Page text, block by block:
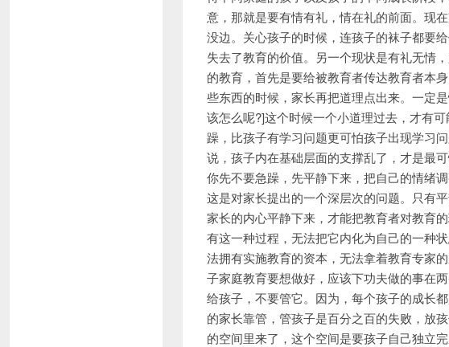
意，那就是要有情有礼，情在礼的前面。现
没边。关心孩子的时候，连孩子的袜子都要
失去了教育的价值。另一个现状是有礼无情
的教育，首先是要给被教育者传达教育者本
些东西的时候，家长再把道理点出来。一定
该怎么呢?]这个时候一个小道理过去，才有
躁，比孩子有学习问题更可怕孩子出现学习
说，孩子内在基础层面的支撑乱了，才是最
你先不要急躁，先平静下来，把自己的情绪
这是对家长提出的一个深层次的问题。只有
家长的内心平静下来，才能把教育者对教育
有这一种过程，无法把它内化为自己的一种
法拥有实施教育的资本，无法拿着教育专家
子家庭教育要想做好，应该下功夫做的事在
给孩子，不要管它。因为，每个孩子的成长
的家长靠管，管孩子是百分之百的失败，放
的空间里来了，这个空间是要孩子自己独立